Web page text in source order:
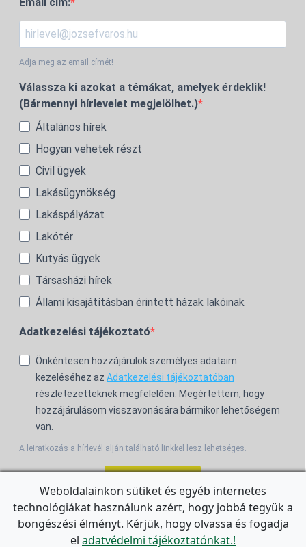
Adja meg az email címét!
Válassza ki azokat a témákat, amelyek érdeklik!
(Bármennyi hírlevelet megjelölhet.)
Általános hírek
Hogyan vehetek részt
Civil ügyek
Lakásügynökség
Lakáspályázat
Lakótér
Kutyás ügyek
Társasházi hírek
Állami kisajátításban érintett házak lakóinak
Adatkezelési tájékoztató
Önkéntesen hozzájárulok személyes adataim
kezeléséhez az Adatkezelési tájékoztatóban
részletezetteknek megfelelően. Megértettem, hogy
hozzájárulásom visszavonására bármikor lehetőségem
van.
A leiratkozás a hírlevél alján található linkkel lesz lehetséges.
For the English Newsletter, clickHERE.
Weboldalainkon sütiket és egyéb internetes
technológiákat használunk azért, hogy jobbá tegyük a
böngészési élményt. Kérjük, hogy olvassa és fogadja
el adatvédelmi tájékoztatónkat.!